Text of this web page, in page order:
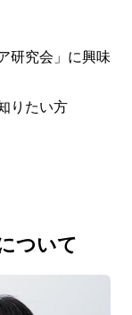
研究会」に興味
りたい方
ついて